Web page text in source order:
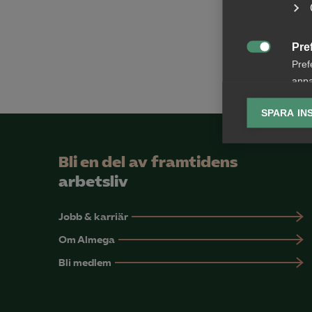


SPARA
Bli en del av framtidens
arbetsliv
Jobb & karriär
Om Almega
Bli medlem